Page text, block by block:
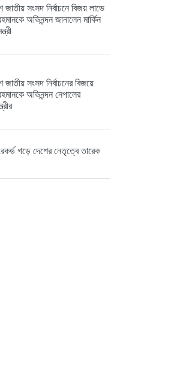
সংসদ নির্বাচনে বিজয় লাভে
অভিনন্দন জানালেন মার্কিন
সংসদ নির্বাচনের বিজয়ে
অভিনন্দন নেপালের
গড়ে দেশের নেতৃত্বে তারেক